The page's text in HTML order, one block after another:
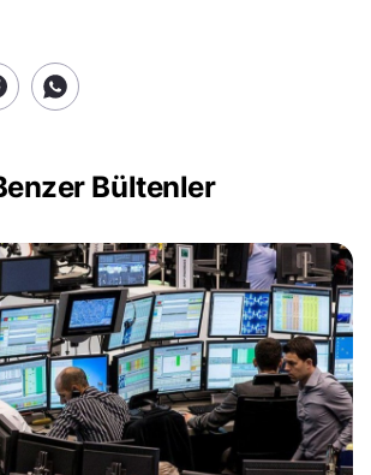
Bültenler